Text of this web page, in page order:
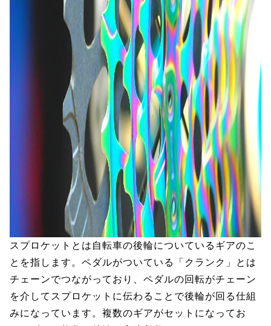
スプロケットとは自転車の後輪についているギアのこ
とを指します。ペダルがついている「クランク」とは
チェーンでつながっており、ペダルの回転がチェーン
を介してスプロケットに伝わることで後輪が回る仕組
みになっています。複数のギアがセットになってお